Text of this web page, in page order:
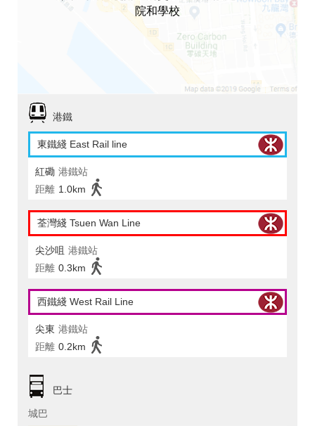
院和學校
港鐵
東鐵綫 East Rail line
紅磡 港鐵站
距離 1.0km
荃灣綫 Tsuen Wan Line
尖沙咀 港鐵站
距離 0.3km
西鐵綫 West Rail Line
尖東 港鐵站
距離 0.2km
巴士
城巴